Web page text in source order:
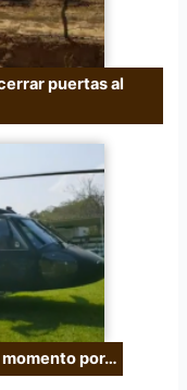
puertas al
por…